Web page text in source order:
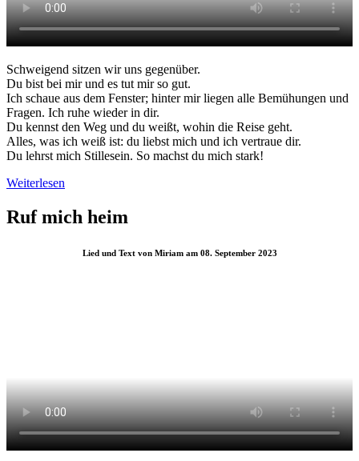
Schweigend sitzen wir uns gegenüber.
Du bist bei mir und es tut mir so gut.
Ich schaue aus dem Fenster; hinter mir liegen alle Bemühungen und
Fragen. Ich ruhe wieder in dir.
Du kennst den Weg und du weißt, wohin die Reise geht.
Alles, was ich weiß ist: du liebst mich und ich vertraue dir.
Du lehrst mich Stillesein. So machst du mich stark!
Weiterlesen
Ruf mich heim
Lied und Text von Miriam am 08. September 2023